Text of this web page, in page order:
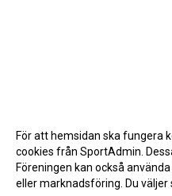
För att hemsidan ska fungera
cookies från SportAdmin.
Föreningen kan också
eller marknadsföring. Du väljer